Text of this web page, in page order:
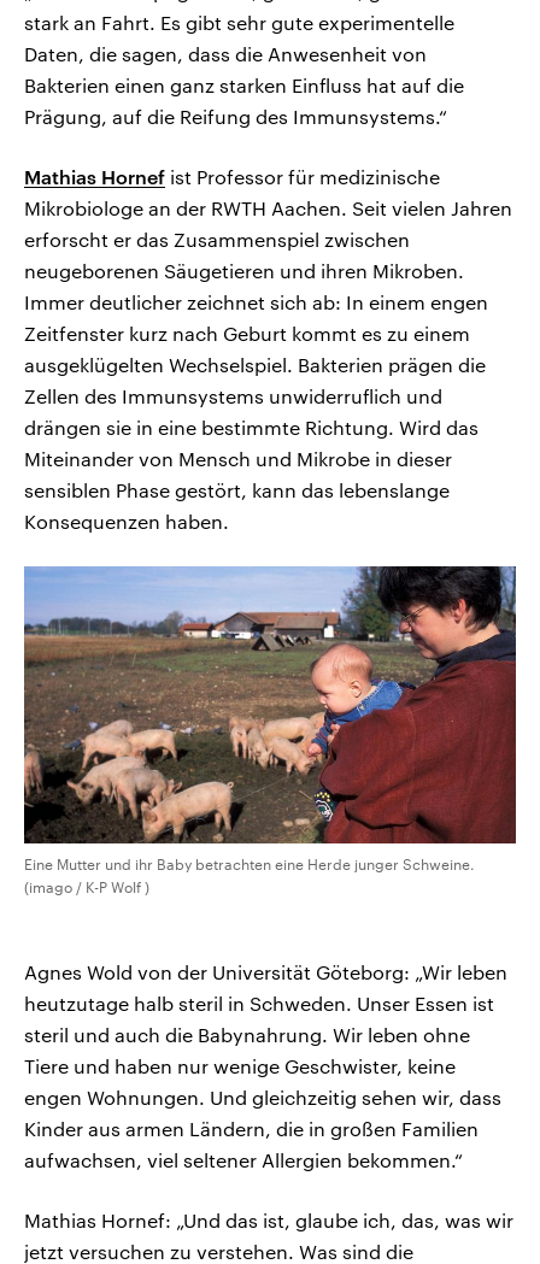
stark an Fahrt. Es gibt sehr gute experimentelle
Daten, die sagen, dass die Anwesenheit von
Bakterien einen ganz starken Einfluss hat auf die
Prägung, auf die Reifung des Immunsystems.“
Mathias Hornef ist Professor für medizinische
Mikrobiologe an der RWTH Aachen. Seit vielen Jahren
erforscht er das Zusammenspiel zwischen
neugeborenen Säugetieren und ihren Mikroben.
Immer deutlicher zeichnet sich ab: In einem engen
Zeitfenster kurz nach Geburt kommt es zu einem
ausgeklügelten Wechselspiel. Bakterien prägen die
Zellen des Immunsystems unwiderruflich und
drängen sie in eine bestimmte Richtung. Wird das
Miteinander von Mensch und Mikrobe in dieser
sensiblen Phase gestört, kann das lebenslange
Konsequenzen haben.
Eine Mutter und ihr Baby betrachten eine Herde junger Schweine.
(imago / K-P Wolf )
Agnes Wold von der Universität Göteborg: „Wir leben
heutzutage halb steril in Schweden. Unser Essen ist
steril und auch die Babynahrung. Wir leben ohne
Tiere und haben nur wenige Geschwister, keine
engen Wohnungen. Und gleichzeitig sehen wir, dass
Kinder aus armen Ländern, die in großen Familien
aufwachsen, viel seltener Allergien bekommen.“
Mathias Hornef: „Und das ist, glaube ich, das, was wir
jetzt versuchen zu verstehen. Was sind die